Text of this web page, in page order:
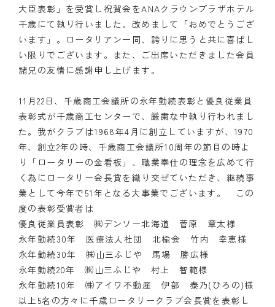
大臣表彰」を受賞し祝賀会をANAクラウンプラザホテル
千歳にて執り行いました。改めまして「おめでとうござ
います」。ロータリアン一同、誇りに思うと共に喜ばし
い限りでございます。また、ご出席いただきました会員
諸兄の友情に感謝申し上げます。
11月22日、千歳商工会議所の永年勤続表彰と優良従業員
表彰式が千歳商工センターで、厳粛な中執り行われまし
た。我がクラブは1968年4月に創立していますが、1970
年、創立2年の時、千歳商工会議所10周年の節目の時よ
り「ロータリーの金看板」、職業奉仕の理念を広めて行
く為にロータリー会長賞を織り交ぜていただき、継続事
業として今年で51年となる大事業でございます。 この
度の表彰受賞者は
優良従業員表彰 ㈱デンソー北海道 菅原 章太様
永年勤続30年 医療法人社団 北楡会 竹内 幸恵様
永年勤続30年 ㈱山三ふじや 馬場 勝広様
永年勤続20年 ㈱山三ふじや 村上 智範様
永年勤続10年 ㈱アイワ不動産 伊部 泰乃(ひろの)様
以上5名の方々に千歳ロータリークラブ会長賞を表彰し